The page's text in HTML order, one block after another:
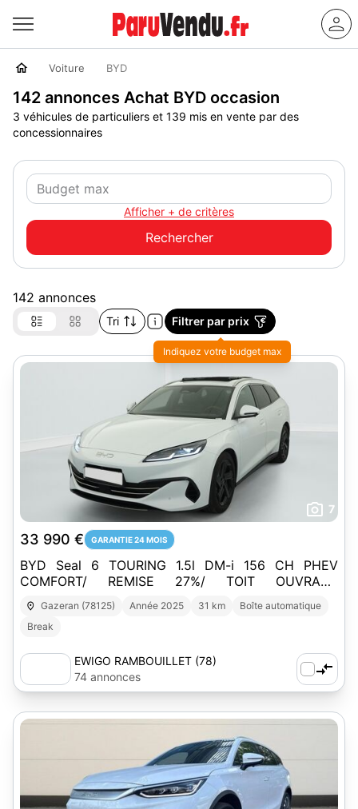
Voiture BYD
142 annonces Achat BYD occasion
3 véhicules de particuliers et 139 mis en vente par des
concessionnaires
Afficher + de critères
142 annonces
Tri Filtrer par prix
7
33 990 € GARANTIE 24 MOIS
BYD Seal 6 TOURING 1.5l DM-i 156 CH PHEV
COMFORT/ REMISE 27%/ TOIT OUVRANT
PANORAMIQUE/ AUTONOMIE 1350 KM
Gazeran (78125) Année 2025 31 km
Boîte automatique
Break
EWIGO RAMBOUILLET (78)
74 annonces